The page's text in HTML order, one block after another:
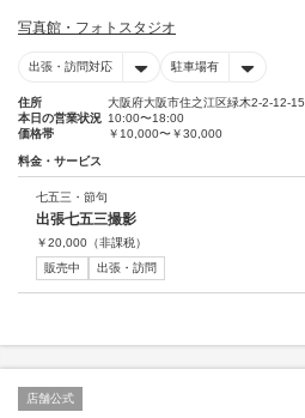
写真館・フォトスタジオ
出張・訪問対応 駐車場有
住所
大阪府大阪市住之江区緑木2-2-12-
本日の営業状況 10:00〜18:00
価格帯
￥10,000〜￥30,000
料金・サービス
七五三・節句
出張七五三撮影
￥20,000 （非課税）
販売中
出張・訪問
店舗公式